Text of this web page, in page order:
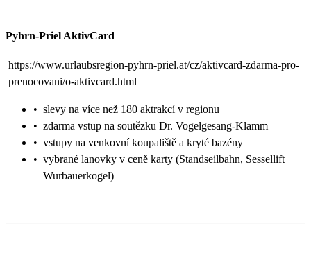
Pyhrn-Priel AktivCard
https://www.urlaubsregion-pyhrn-priel.at/cz/aktivcard-zdarma-pro-
prenocovani/o-aktivcard.html
• slevy na více než 180 aktrakcí v regionu
• zdarma vstup na soutězku Dr. Vogelgesang-Klamm
• vstupy na venkovní koupaliště a kryté bazény
• vybrané lanovky v ceně karty (Standseilbahn, Sessellift
Wurbauerkogel)